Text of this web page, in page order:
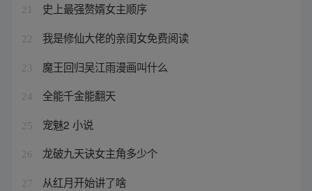
21 史上最强赘婿女主顺序
22 我是修仙大佬的亲闺女免费阅读
23 魔王回归吴江雨漫画叫什么
24 全能千金能翻天
25 宠魅2 小说
26 龙破九天诀女主角多少个
27 从红月开始讲了啥